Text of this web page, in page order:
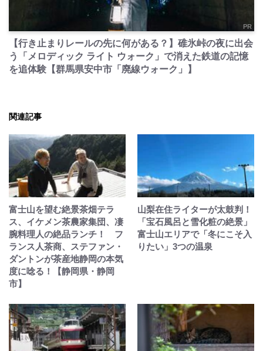
PR
【行き止まりレールの先に何がある？】碓氷峠の夜に出会
う「メロディック ライト ウォーク」で消えた鉄道の記憶
を追体験【群馬県安中市「廃線ウォーク」】
関連記事
富士山を望む絶景茶畑テラ
ス、イケメン茶農家集団、凄
腕料理人の絶品ランチ！ フ
ランス人茶商、ステファン・
ダントンが茶産地静岡の本気
度に唸る！【静岡県・静岡
市】
山梨在住ライターが太鼓判！
「宝石風呂と雪化粧の絶景」
富士山エリアで「冬にこそ入
りたい」3つの温泉